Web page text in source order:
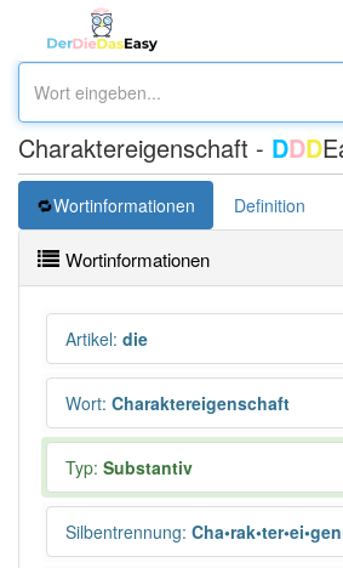
Charaktereigenschaft - DDD
Wortinformationen Definition
Wortinformationen
Artikel: die
Wort: Charaktereigenschaft
Typ: Substantiv
Silbentrennung: